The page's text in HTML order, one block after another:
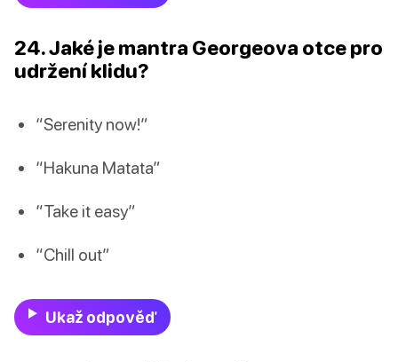
24. Jaké je mantra Georgeova otce pro
udržení klidu?
“Serenity now!”
“Hakuna Matata”
“Take it easy”
“Chill out”
Ukaž odpověď